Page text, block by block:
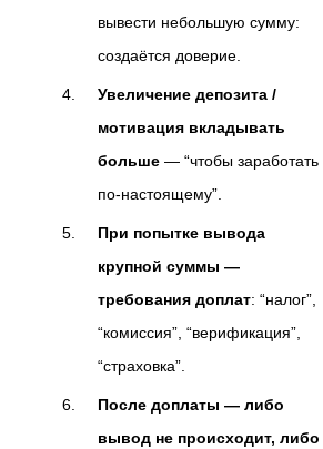
вывести небольшую сумму:
создаётся доверие.
Увеличение депозита /
мотивация вкладывать
больше — “чтобы заработать
по-настоящему”.
При попытке вывода
крупной суммы —
требования доплат: “налог”,
“комиссия”, “верификация”,
“страховка”.
После доплаты — либо
вывод не происходит, либо